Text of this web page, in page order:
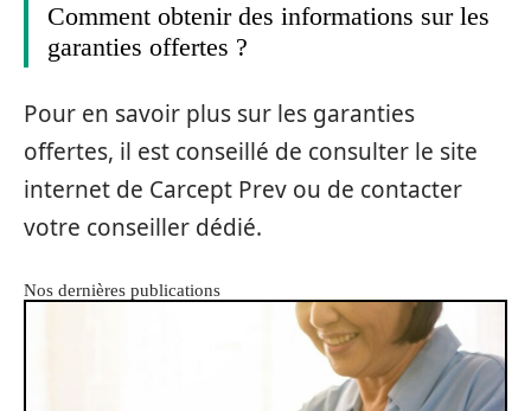
Comment obtenir des informations sur les
garanties offertes ?
Pour en savoir plus sur les garanties
offertes, il est conseillé de consulter le site
internet de Carcept Prev ou de contacter
votre conseiller dédié.
Nos dernières publications